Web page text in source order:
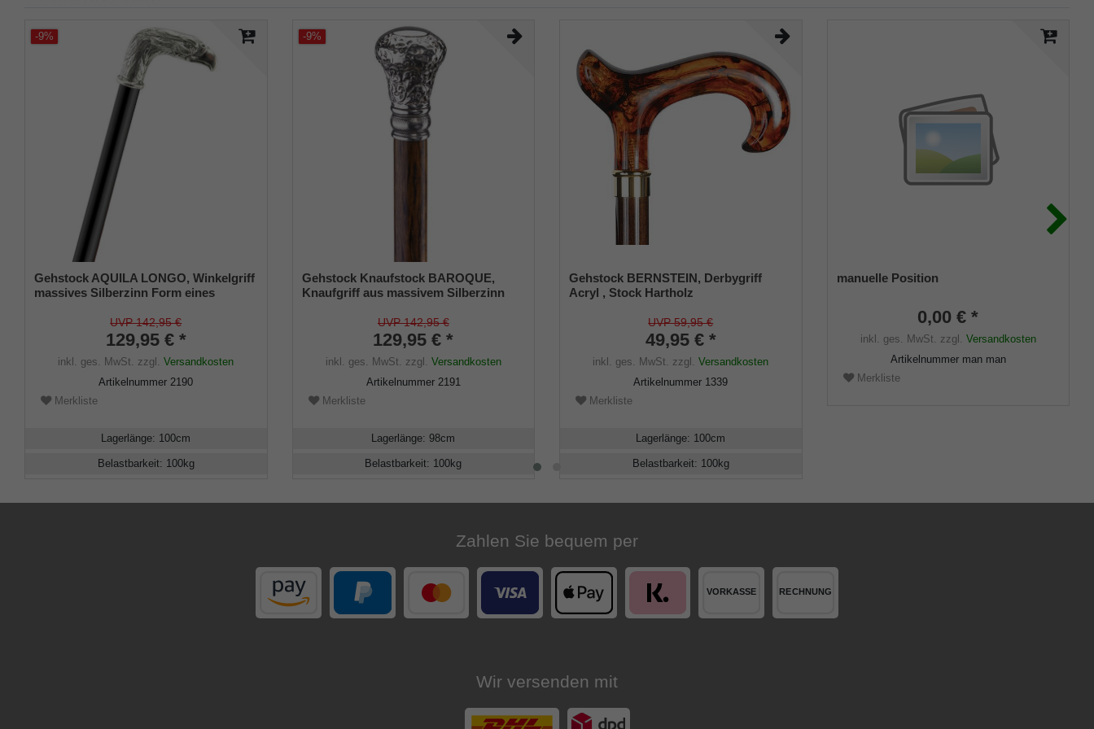
-9%
Gehstock AQUILA LONGO, Winkelgriff
massives Silberzinn Form eines
Buchenholz schwarz gebeizt, inkl.
Gummipuffer
UVP 142,95 €
129,95 € *
inkl. ges. MwSt. zzgl.Versandkosten
Artikelnummer 2190
Merkliste
Lagerlänge: 100cm
Belastbarkeit: 100kg
-9%
Gehstock Knaufstock BAROQUE,
Knaufgriff aus massivem Silberzinn
Mustern, aufgesetzt auf einen Stock
aus Mongoy-Holz, inkl. Gummipuffer
UVP 142,95 €
129,95 € *
inkl. ges. MwSt. zzgl. Versandkosten
Artikelnummer 2191
Merkliste
Lagerlänge:98cm
Belastbarkeit: 100kg
Gehstock BERNSTEIN, Derbygriff
Acryl , Stock Hartholz
UVP 59,95 €
49,95 € *
inkl. ges. MwSt. zzgl.Versandkosten
Artikelnummer 1339
Merkliste
Lagerlänge: 100cm
Belastbarkeit: 100kg
manuelle Position
0,00 € *
inkl. ges. MwSt. zzgl. Versandkosten
Artikelnummer man man
Merkliste
Zahlen Sie bequem per
Wir versenden mit